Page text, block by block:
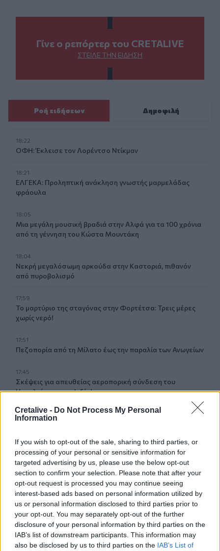
Cretalive - Do Not Process My Personal
Information
If you wish to opt-out of the sale, sharing to third parties, or
processing of your personal or sensitive information for
targeted advertising by us, please use the below opt-out
section to confirm your selection. Please note that after your
opt-out request is processed you may continue seeing
interest-based ads based on personal information utilized by
us or personal information disclosed to third parties prior to
your opt-out. You may separately opt-out of the further
disclosure of your personal information by third parties on the
IAB’s list of downstream participants. This information may
also be disclosed by us to third parties on the IAB’s List of
Γίνε ο ρεπόρτερ του CRETALIVE
ΣΤΕΊΛΕ ΤΗΝ ΕΊΔΗΣΗ
Ροή ειδήσεων Δημοφιλή
18:22
ΟΦΗ: Έκλεισε τον Λορέντσο Ντίκμαν
18:21
ΕΛΓΕΚΑ: Προληπτική ανάκληση γνωστής μαρμελάδας
φράουλα
18:05
Μια μεγάλη μουσική βραδιά στην Αλφά για τα 100 χρόνια
από τη γέννηση του Κώστα Μουντάκη
18:04
Νεκρή μεγαλόσωμη αρκούδα στην Καστοριά, πιθανόν
από πυροβολισμό
17:59
Το μαρτύριο της σταγόνας στην Φορτέτσα: Τρεις μέρες
χωρίς νερό!
17:51
Πεζοπορία από τη Μίλατο έως την παραλία των Ανωγείων
17:45
Σκέψεις για απευθείας αεροπορική σύνδεση του
Ηρακλείου με την Ινδία!
17:38
Η Τεχνητή Νοημοσύνη «αλλάζει» τον εγκέφαλό μας
17:29
Ο νεότερος κάτοχος διαρκείας του ΟΦΗ είναι... 2 μηνών!
17:16
Χάντερ Μπάιντεν: Αποκάλυψε ότι ο καρκίνος του πατέρα
του, Τζο Μπάιντεν, έχει κάνει μεταστάσεις στα οστά
16:56
Καύσωνας και ξηρασία "χτυπούν" την αγροτική παραγωγή
και στην Κρήτη